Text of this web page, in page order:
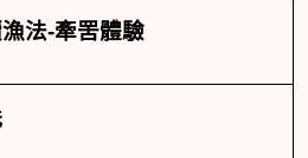
法-牽罟體驗